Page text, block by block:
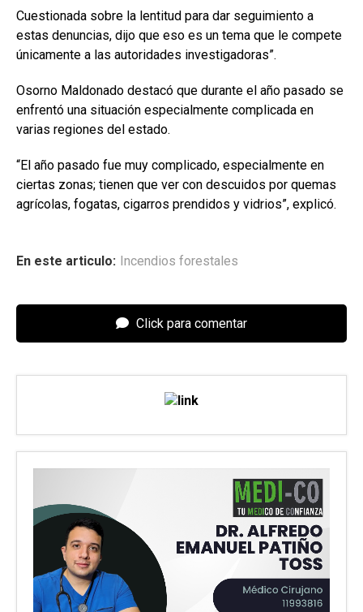
Cuestionada sobre la lentitud para dar seguimiento a
estas denuncias, dijo que eso es un tema que le compete
únicamente a las autoridades investigadoras”.
Osorno Maldonado destacó que durante el año pasado se
enfrentó una situación especialmente complicada en
varias regiones del estado.
“El año pasado fue muy complicado, especialmente en
ciertas zonas; tienen que ver con descuidos por quemas
agrícolas, fogatas, cigarros prendidos y vidrios”, explicó.
En este articulo: Incendios forestales
Click para comentar